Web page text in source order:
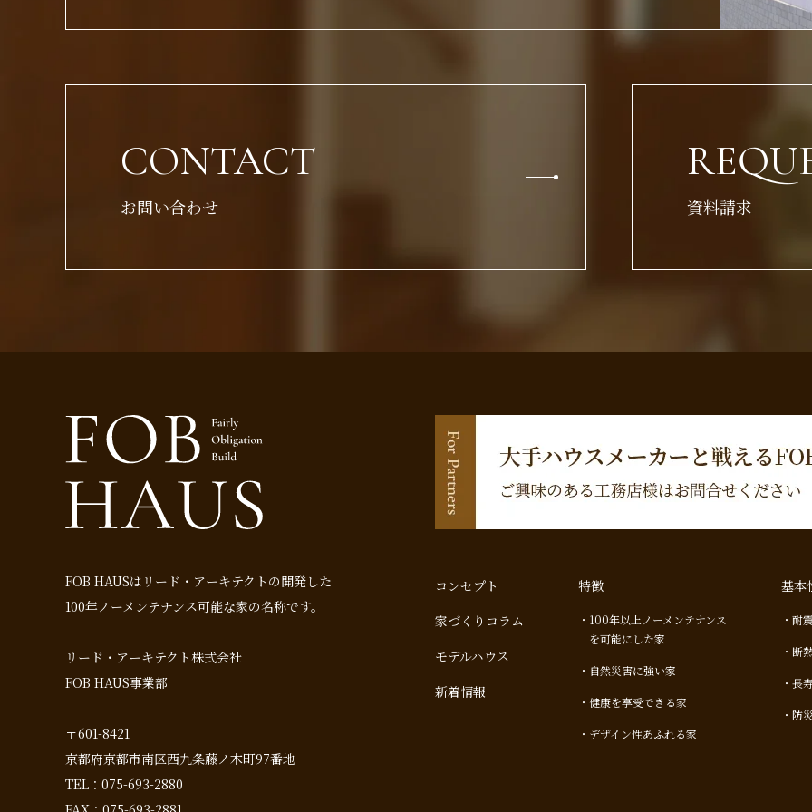
CONTACT
お問い合わせ 資料請求
FOB HAUSはリード・アーキテクトの開発した
100年ノーメンテナンス可能な家の名称です。
リード・アーキテクト株式会社
FOB HAUS事業部
〒601-8421
京都府京都市南区西九条藤ノ木町97番地
TEL：075-693-2880
コンセプト
家づくりコラム
モデルハウス
新着情報
特徴
100年以上ノーメンテナンス
を可能にした家
自然災害に強い家
健康を享受できる家
デザイン性あふれる家
基本
耐
断
長
防